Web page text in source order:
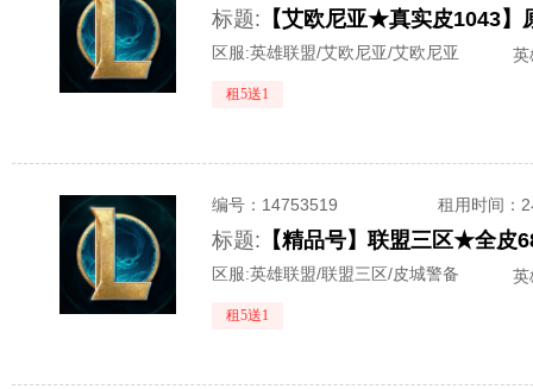
标题:
区服:英雄联盟/艾欧尼亚/艾欧尼亚
租5送1
编号： 14753519 租用时间 ：
标题: 【精品号】联盟三区★全
区服:英雄联盟/联盟三区/皮城警备
租5送1